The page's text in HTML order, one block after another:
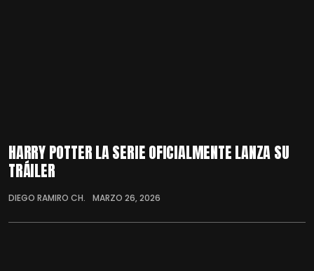
HARRY POTTER LA SERIE OFICIALMENTE LANZA SU
TRÁILER
DIEGO RAMIRO CH. MARZO 26, 2026